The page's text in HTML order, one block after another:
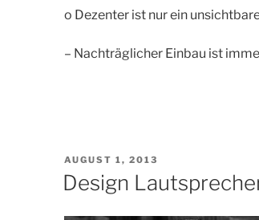
o Dezenter ist nur ein
– Nachträglicher Einbau ist
VERÖFFENTLICHT
AM
AUGUST 1, 2013
Design